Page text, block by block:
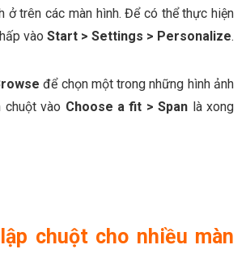
ở trên các màn hình. Để có thể thực hiện
vào Start > Settings > Personalize.
để chọn một trong những hình ảnh
chuột vào Choose a fit > Span là xong
chuột cho nhiều màn